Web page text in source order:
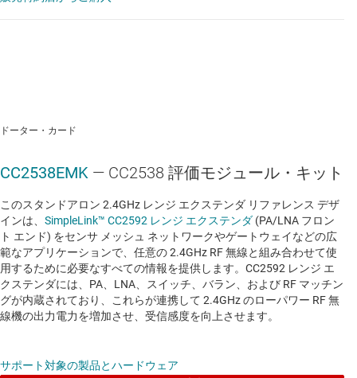
ドーター・カード
CC2538EMK — CC2538 評価モジュール・キット
このスタンドアロン 2.4GHz レンジ エクステンダ リファレンス デザ
インは、 SimpleLink™ CC2592 レンジ エクステンダ (PA/LNA フロン
ト エンド) をセンサ メッシュ ネットワークやゲートウェイなどの広
範なアプリケーションで、任意の 2.4GHz RF 無線と組み合わせて使
用するために必要なすべての情報を提供します。CC2592 レンジ エ
クステンダには、PA、LNA、スイッチ、バラン、および RF マッチン
グが内蔵されており、これらが連携して 2.4GHz のローパワー RF 無
線機の出力電力を増加させ、受信感度を向上させます。
サポート対象の製品とハードウェア